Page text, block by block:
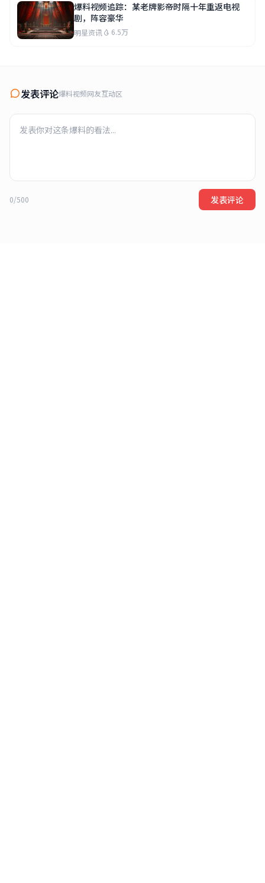
爆料视频追踪：某老牌影帝时隔十年重返电视
剧，阵容豪华
明星资讯 6.5万
发表评论爆料视频网友互动区
0/500 发表评论